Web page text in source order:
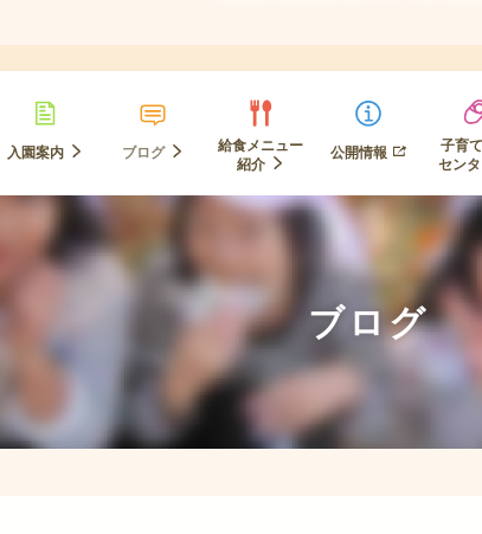
入園案内 ブログ
給食メニュー
紹介
公開情報
子育
セン
ブログ